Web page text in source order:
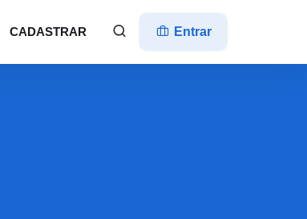
Entrar
CADASTRAR